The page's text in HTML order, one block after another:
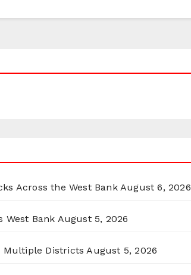
Across the West Bank August 6, 2026
West Bank August 5, 2026
Multiple Districts August 5, 2026